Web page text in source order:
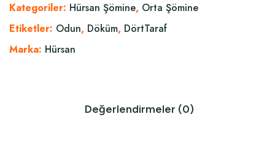
Kategoriler: Hürsan Şömine, Orta Şömine
Etiketler: Odun, Döküm, DörtTaraf
Marka: Hürsan
Değerlendirmeler (0)